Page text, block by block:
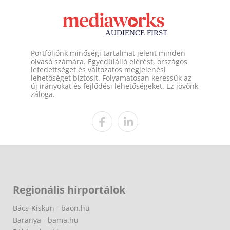
Portfóliónk minőségi tartalmat jelent minden
olvasó számára. Egyedülálló elérést, országos
lefedettséget és változatos megjelenési
lehetőséget biztosít. Folyamatosan keressük az
új irányokat és fejlődési lehetőségeket. Ez jövőnk
záloga.
Regionális hírportálok
Bács-Kiskun - baon.hu
Baranya - bama.hu